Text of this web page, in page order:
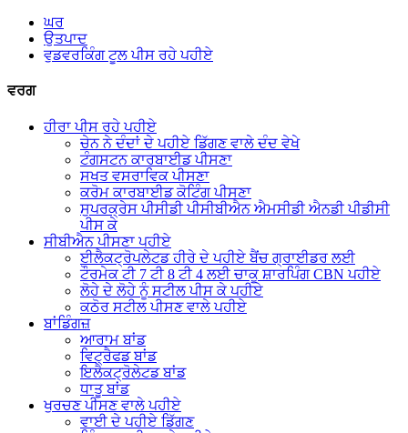
ਘਰ
ਉਤਪਾਦ
ਵੁਡਵਰਕਿੰਗ ਟੂਲ ਪੀਸ ਰਹੇ ਪਹੀਏ
ਵਰਗ
ਹੀਰਾ ਪੀਸ ਰਹੇ ਪਹੀਏ
ਚੇਨ ਨੇ ਦੰਦਾਂ ਦੇ ਪਹੀਏ ਡਿੱਗਣ ਵਾਲੇ ਦੰਦ ਵੇਖੇ
ਟੰਗਸਟਨ ਕਾਰਬਾਈਡ ਪੀਸਣਾ
ਸਖਤ ਵਸਰਾਵਿਕ ਪੀਸਣਾ
ਕਰੋਮ ਕਾਰਬਾਈਡ ਕੋਟਿੰਗ ਪੀਸਣਾ
ਸੁਪਰਕ੍ਰੇਸ ਪੀਸੀਡੀ ਪੀਸੀਬੀਐਨ ਐਮਸੀਡੀ ਐਨਡੀ ਪੀਡੀਸੀ
ਪੀਸ ਕੇ
ਸੀਬੀਐਨ ਪੀਸਣਾ ਪਹੀਏ
ਈਲੈਕਟ੍ਰੋਪਲੇਟਡ ਹੀਰੇ ਦੇ ਪਹੀਏ ਬੈਂਚ ਗ੍ਰਾਈਡਰ ਲਈ
ਟੌਰਮੇਕ ਟੀ 7 ਟੀ 8 ਟੀ 4 ਲਈ ਚਾਕੂ ਸ਼ਾਰਪਿੰਗ CBN ਪਹੀਏ
ਲੋਹੇ ਦੇ ਲੋਹੇ ਨੂੰ ਸਟੀਲ ਪੀਸ ਕੇ ਪਹੀਏ
ਕਠੋਰ ਸਟੀਲ ਪੀਸਣ ਵਾਲੇ ਪਹੀਏ
ਬਾਂਡਿੰਗਜ਼
ਆਰਾਮ ਬਾਂਡ
ਵਿਟ੍ਰੈਫਡ ਬਾਂਡ
ਇਲੈਕਟ੍ਰੋਲੇਟਡ ਬਾਂਡ
ਧਾਤੂ ਬਾਂਡ
ਖੁਰਚਣ ਪੀਸਣ ਵਾਲੇ ਪਹੀਏ
ਵਾਈ ਦੇ ਪਹੀਏ ਡਿੱਗਣ